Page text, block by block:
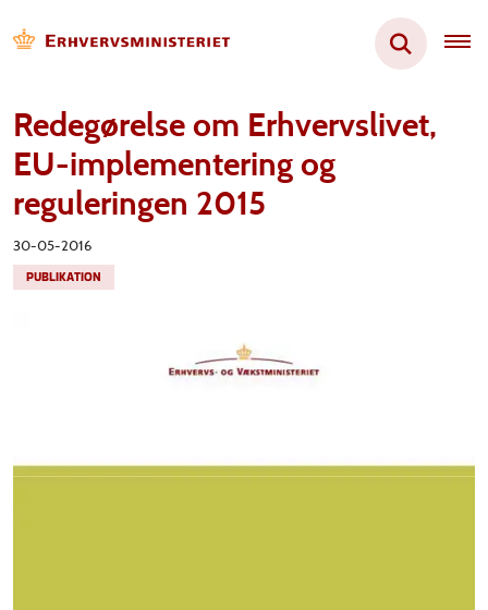
Redegørelse om Erhvervslivet,
EU-implementering og
reguleringen 2015
30-05-2016
PUBLIKATION